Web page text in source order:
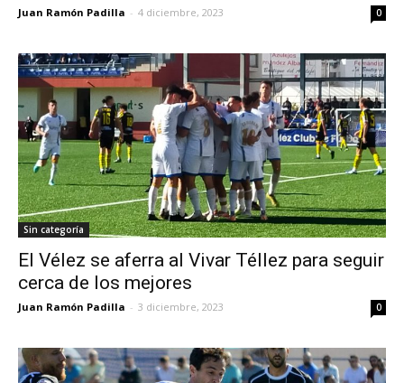
Juan Ramón Padilla - 4 diciembre, 2023 0
Sin categoría
El Vélez se aferra al Vivar Téllez para seguir
cerca de los mejores
Juan Ramón Padilla - 3 diciembre, 2023 0